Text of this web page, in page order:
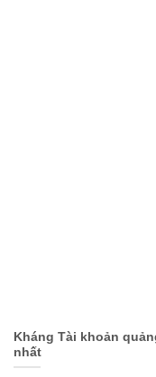
Kháng Tài khoản
nhất